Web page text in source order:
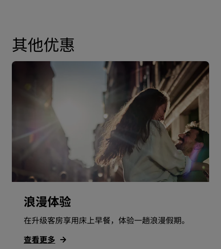
其他优惠
浪漫体验
在升级客房享用床上早餐，体验一趟浪漫假期。
查看更多